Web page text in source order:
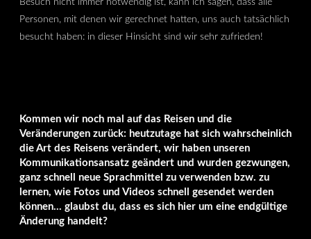
Personen, mit denen wir gerechnet hatten, uns auch tatsächlich
besucht haben: in dieser Hinsicht sind wir sehr zufrieden!
Kommen wir noch mal auf das Reisen und die
Veränderungen zurück: heutzutage hat sich wahrscheinlich
die Art des Reisens verändert, wir haben unseren
Kommunikationsansatz geändert und wurden gezwungen,
ganz schnell neue Sprachmittel zu verwenden bzw. zu
lernen, wie Fotos und Videos schnell gesendet werden
können… glaubst du, dass es sich hier um eine endgültige
Änderung handelt?